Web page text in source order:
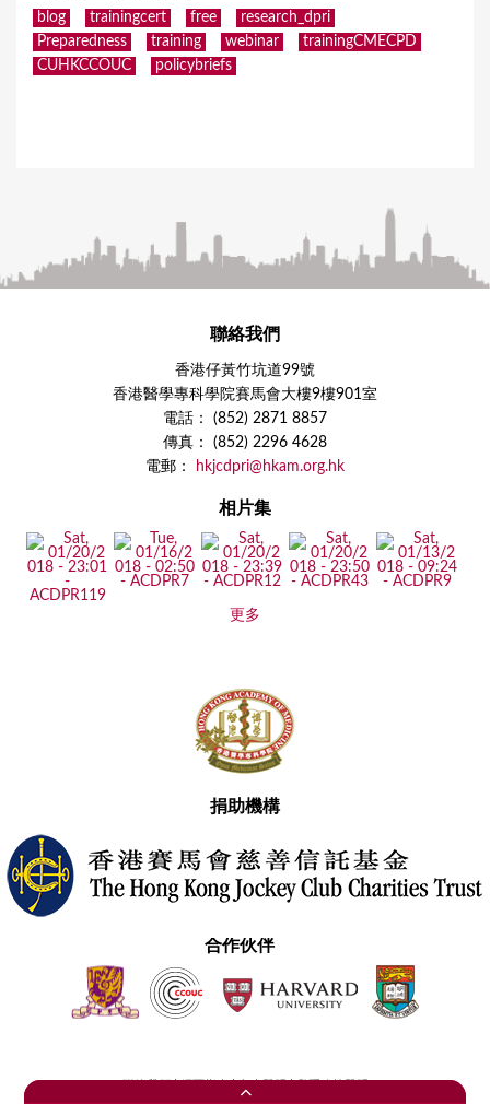
blog trainingcert free
research_dpri
Preparedness
training webinar
trainingCMECPD
CUHKCCOUC
policybriefs
聯絡我們
香港仔黃竹坑道99號
香港醫學專科學院賽馬會大樓9樓901室
電話： (852) 2871 8857
傳真： (852) 2296 4628
電郵：
hkjcdpri@hkam.org.hk
相片集
更多
捐助機構
合作伙伴